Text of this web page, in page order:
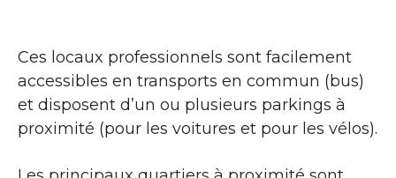
Ces locaux professionnels sont facilement
accessibles en transports en commun (bus)
et disposent d’un ou plusieurs parkings à
proximité (pour les voitures et pour les vélos).